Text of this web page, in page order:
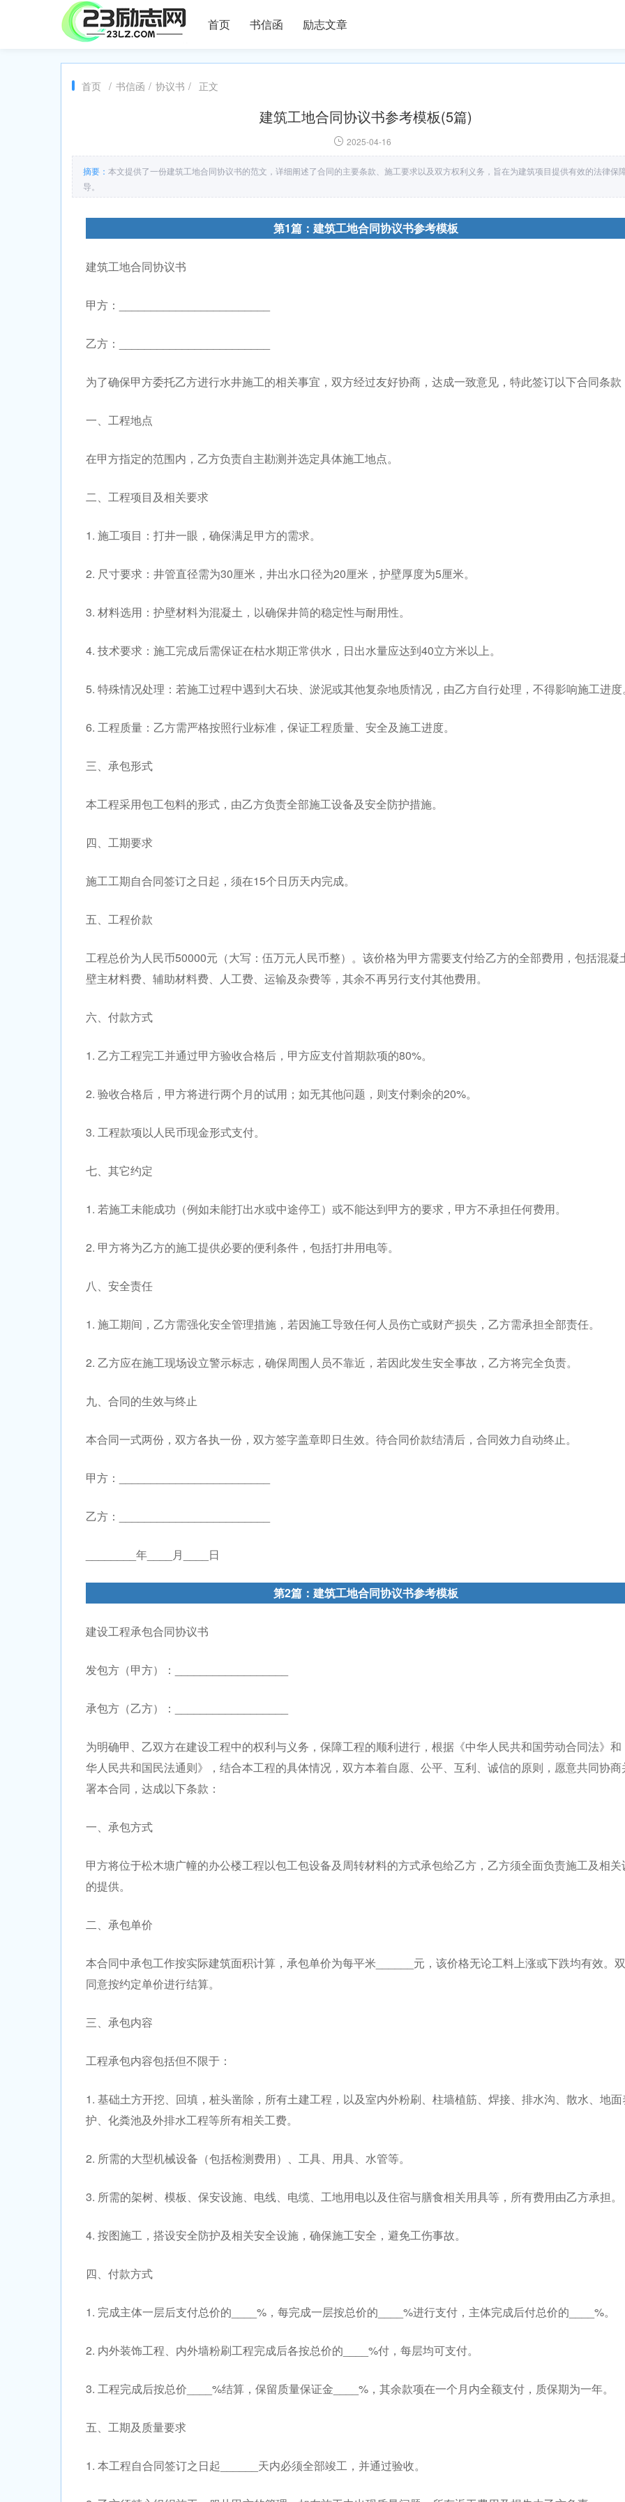
首页 书信函 励志文章
首页 / 书信函 / 协议书 / 正文
建筑工地合同协议书参考模板(5篇)
2025-04-16
摘要： 本文提供了一份建筑工地合同协议书的范文，详细阐述了合同的主要条款、施工要求以及双方权利义务，旨在为建筑项目提供有效的法律保
导。
第1篇：建筑工地合同协议书参考模板
建筑工地合同协议书
甲方：________________________
乙方：________________________
为了确保甲方委托乙方进行水井施工的相关事宜，双方经过友好协商，达成一致意见，特此签订以下合同条款
一、工程地点
在甲方指定的范围内，乙方负责自主勘测并选定具体施工地点。
二、工程项目及相关要求
1. 施工项目：打井一眼，确保满足甲方的需求。
2. 尺寸要求：井管直径需为30厘米，井出水口径为20厘米，护壁厚度为5厘米。
3. 材料选用：护壁材料为混凝土，以确保井筒的稳定性与耐用性。
4. 技术要求：施工完成后需保证在枯水期正常供水，日出水量应达到40立方米以上。
5. 特殊情况处理：若施工过程中遇到大石块、淤泥或其他复杂地质情况，由乙方自行处理，不得影响施工进
6. 工程质量：乙方需严格按照行业标准，保证工程质量、安全及施工进度。
三、承包形式
本工程采用包工包料的形式，由乙方负责全部施工设备及安全防护措施。
四、工期要求
施工工期自合同签订之日起，须在15个日历天内完成。
五、工程价款
工程总价为人民币50000元（大写：伍万元人民币整）。该价格为甲方需要支付给乙方的全部费用，包括混凝
壁主材料费、辅助材料费、人工费、运输及杂费等，其余不再另行支付其他费用。
六、付款方式
1. 乙方工程完工并通过甲方验收合格后，甲方应支付首期款项的80%。
2. 验收合格后，甲方将进行两个月的试用；如无其他问题，则支付剩余的20%。
3. 工程款项以人民币现金形式支付。
七、其它约定
1. 若施工未能成功（例如未能打出水或中途停工）或不能达到甲方的要求，甲方不承担任何费用。
2. 甲方将为乙方的施工提供必要的便利条件，包括打井用电等。
八、安全责任
1. 施工期间，乙方需强化安全管理措施，若因施工导致任何人员伤亡或财产损失，乙方需承担全部责任。
2. 乙方应在施工现场设立警示标志，确保周围人员不靠近，若因此发生安全事故，乙方将完全负责。
九、合同的生效与终止
本合同一式两份，双方各执一份，双方签字盖章即日生效。待合同价款结清后，合同效力自动终止。
甲方：________________________
乙方：________________________
________年____月____日
第2篇：建筑工地合同协议书参考模板
建设工程承包合同协议书
发包方（甲方）：__________________
承包方（乙方）：__________________
为明确甲、乙双方在建设工程中的权利与义务，保障工程的顺利进行，根据《中华人民共和国劳动合同法》和
华人民共和国民法通则》，结合本工程的具体情况，双方本着自愿、公平、互利、诚信的原则，愿意共同协商
署本合同，达成以下条款：
一、承包方式
甲方将位于松木塘广幢的办公楼工程以包工包设备及周转材料的方式承包给乙方，乙方须全面负责施工及相关
的提供。
二、承包单价
本合同中承包工作按实际建筑面积计算，承包单价为每平米______元，该价格无论工料上涨或下跌均有效。
同意按约定单价进行结算。
三、承包内容
工程承包内容包括但不限于：
1. 基础土方开挖、回填，桩头凿除，所有土建工程，以及室内外粉刷、柱墙植筋、焊接、排水沟、散水、地
护、化粪池及外排水工程等所有相关工费。
2. 所需的大型机械设备（包括检测费用）、工具、用具、水管等。
3. 所需的架树、模板、保安设施、电线、电缆、工地用电以及住宿与膳食相关用具等，所有费用由乙方承担。
4. 按图施工，搭设安全防护及相关安全设施，确保施工安全，避免工伤事故。
四、付款方式
1. 完成主体一层后支付总价的____%，每完成一层按总价的____%进行支付，主体完成后付总价的____%。
2. 内外装饰工程、内外墙粉刷工程完成后各按总价的____%付，每层均可支付。
3. 工程完成后按总价____%结算，保留质量保证金____%，其余款项在一个月内全额支付，质保期为一年。
五、工期及质量要求
1. 本工程自合同签订之日起______天内必须全部竣工，并通过验收。